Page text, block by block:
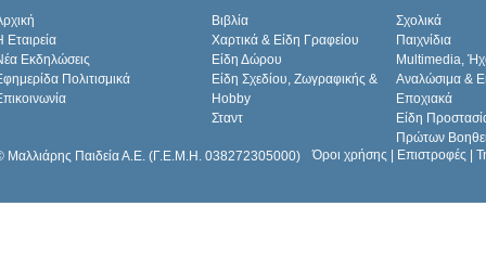
Εταιρεία
Εκδηλώσεις
Πολιτισμικά
Βιβλία
Σχολικά
Χαρτικά & Είδη Γραφείου
Παιχνίδια
Είδη Δώρου
Multimedia,
Είδη Σχεδίου, Ζωγραφικής &
Hobby
Αναλώσιμα &
Εποχιακά
Σταντ
Είδη
Πρώτων
Μαλλιάρης Παιδεία Α.Ε. (Γ.Ε.Μ.Η. 038272305000)
Όροι χρήσης Επιστροφές